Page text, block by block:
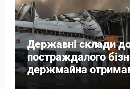
Державні склади
постраждалого
держмайна
від прем’єра